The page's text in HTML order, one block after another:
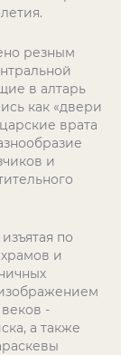
резным
в алтарь
как «двери
врата
и
по
и
-
а также